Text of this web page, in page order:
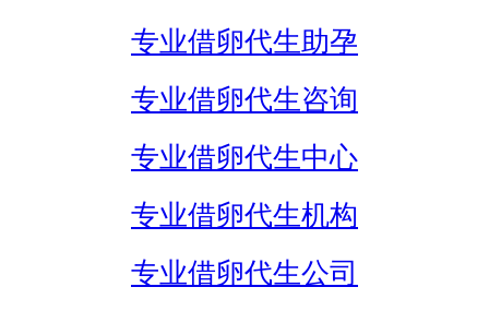
专业借卵代生助孕
专业借卵代生咨询
专业借卵代生中心
专业借卵代生机构
专业借卵代生公司